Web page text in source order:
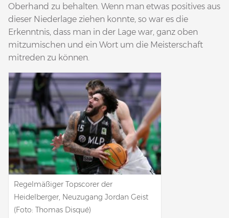
Oberhand zu behalten. Wenn man etwas positives aus
dieser Niederlage ziehen konnte, so war es die
Erkenntnis, dass man in der Lage war, ganz oben
mitzumischen und ein Wort um die Meisterschaft
mitreden zu können.
Regelmäßiger Topscorer der
Heidelberger, Neuzugang Jordan Geist
(Foto: Thomas Disqué)